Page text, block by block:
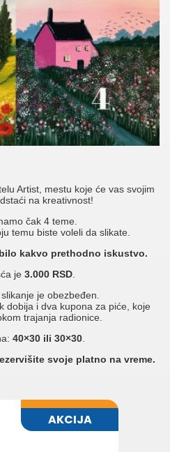
Artist, mestu koje će vas svojim
na kreativnost!
čak 4 teme.
temu biste voleli da slikate.
kakvo prethodno iskustvo.
je 3.000 RSD.
je obezbeđen.
dobija i dva kupona za piće, koje
trajanja radionice.
40×30 ili 30×30.
svoje platno na vreme.